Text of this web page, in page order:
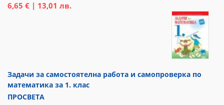
6,65 € | 13,01 лв.
Задачи за самостоятелна работа и самопроверка по
математика за 1. клас
ПРОСВЕТА